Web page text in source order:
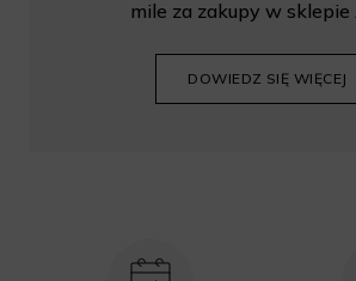
mile za zakupy w sklepie
DOWIEDZ SIĘ WIĘCEJ